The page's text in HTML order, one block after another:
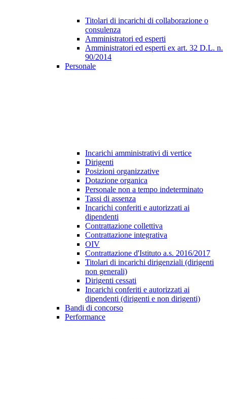
Titolari di incarichi di collaborazione o
consulenza
Amministratori ed esperti
Amministratori ed esperti ex art. 32 D.L. n.
90/2014
Personale
Incarichi amministrativi di vertice
Dirigenti
Posizioni organizzative
Dotazione organica
Personale non a tempo indeterminato
Tassi di assenza
Incarichi conferiti e autorizzati ai
dipendenti
Contrattazione collettiva
Contrattazione integrativa
OIV
Contrattazione d'Istituto a.s. 2016/2017
Titolari di incarichi dirigenziali (dirigenti
non generali)
Dirigenti cessati
Incarichi conferiti e autorizzati ai
dipendenti (dirigenti e non dirigenti)
Bandi di concorso
Performance